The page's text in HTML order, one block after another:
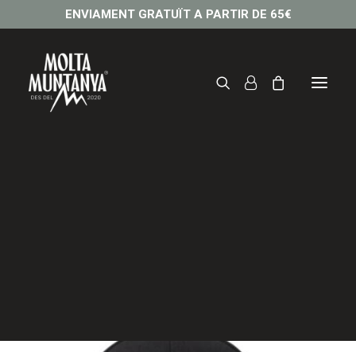
ENVIAMENT GRATUÏT A PARTIR DE 65€